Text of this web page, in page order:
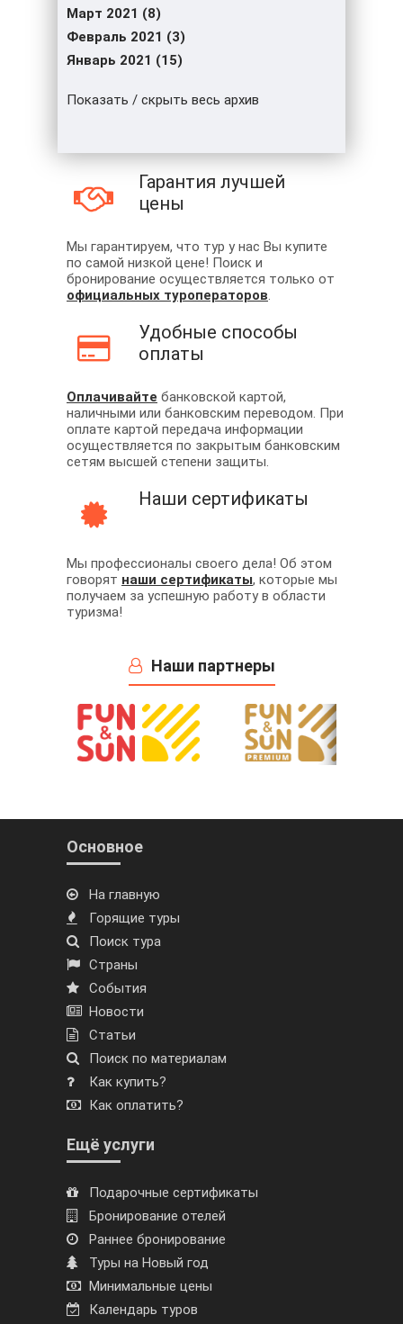
Март 2021 (8)
Февраль 2021 (3)
Январь 2021 (15)
Показать / скрыть весь архив
Гарантия лучшей
цены
Мы гарантируем, что тур у нас Вы купите
по самой низкой цене! Поиск и
бронирование осуществляется только от
официальных туроператоров.
Удобные способы
оплаты
Оплачивайте банковской картой,
наличными или банковским переводом. При
оплате картой передача информации
осуществляется по закрытым банковским
сетям высшей степени защиты.
Наши сертификаты
Мы профессионалы своего дела! Об этом
говорят наши сертификаты, которые мы
получаем за успешную работу в области
туризма!
Наши партнеры
Основное
На главную
Горящие туры
Поиск тура
Страны
События
Новости
Статьи
Поиск по материалам
Как купить?
Как оплатить?
Ещё услуги
Подарочные сертификаты
Бронирование отелей
Раннее бронирование
Туры на Новый год
Минимальные цены
Календарь туров